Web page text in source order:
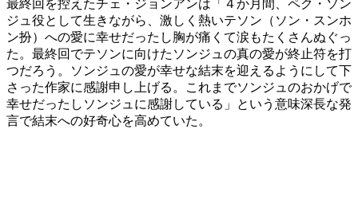
最終回を控えたチェ・ジョンアンは「４か月間、ペク・ソン
ジュ役として生きながら、激しく熱いテソン（ソン・スンホ
ン扮）への愛に幸せだったし胸が痛くて涙もたくさんぬぐっ
た。最終回でテソンに向けたソンジュの真の愛が終止符を打
つだろう。ソンジュの愛が幸せな結末を迎えるようにして下
さった作家に感謝申し上げる。これまでソンジュのおかげで
幸せだったしソンジュに感謝している」という意味深長な発
言で結末への好奇心を高めていた。